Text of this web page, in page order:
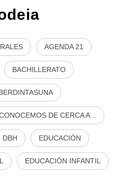
AGENDA 21
BACHILLERATO
DE CERCA A...
DBH EDUCACIÓN
EDUCACIÓN INFANTIL